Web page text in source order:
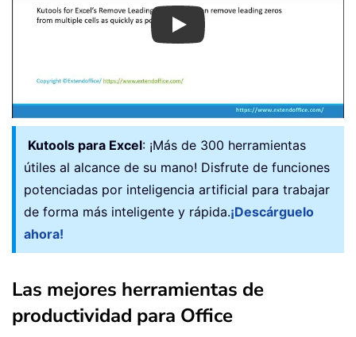
Play
Kutools para Excel: ¡Más de 300 herramientas
útiles al alcance de su mano! Disfrute de funciones
potenciadas por inteligencia artificial para trabajar
de forma más inteligente y rápida.¡Descárguelo
ahora!
Las mejores herramientas de
productividad para Office